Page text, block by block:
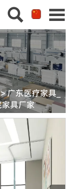
 
广东医疗家具_
具厂家